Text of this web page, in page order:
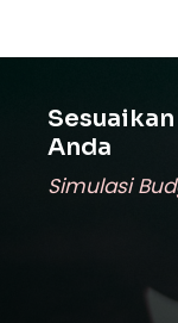
Anda
Simulasi